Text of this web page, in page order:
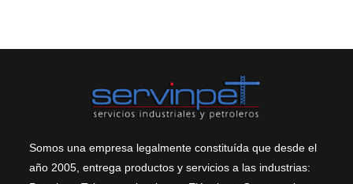
Somos una empresa legalmente constituída que desde el
año 2005, entrega productos y servicios a las industrias: